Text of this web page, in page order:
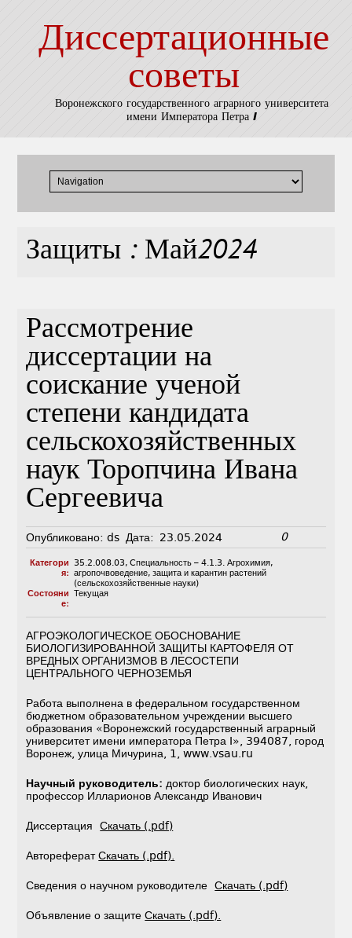
Диссертационные
советы
Воронежского государственного аграрного университета
имени Императора Петра I
Защиты : Май2024
Рассмотрение
диссертации на
соискание ученой
степени кандидата
сельскохозяйственных
наук Торопчина Ивана
Сергеевича
Опубликовано: ds Дата: 23.05.2024 0
Категори
я:
35.2.008.03, Cпециальность – 4.1.3. Агрохимия,
агропочвоведение, защита и карантин растений
(сельскохозяйственные науки)
Состояни
е:
Текущая
АГРОЭКОЛОГИЧЕСКОЕ ОБОСНОВАНИЕ
БИОЛОГИЗИРОВАННОЙ ЗАЩИТЫ КАРТОФЕЛЯ ОТ
ВРЕДНЫХ ОРГАНИЗМОВ В ЛЕСОСТЕПИ
ЦЕНТРАЛЬНОГО ЧЕРНОЗЕМЬЯ
Работа выполнена в федеральном государственном
бюджетном образовательном учреждении высшего
образования «Воронежский государственный аграрный
университет имени императора Петра I», 394087, город
Воронеж, улица Мичурина, 1, www.vsau.ru
Научный руководитель: доктор биологических наук,
профессор Илларионов Александр Иванович
ДиссертацияСкачать (.pdf)
АвторефератСкачать (.pdf).
Сведения о научном руководителеСкачать (.pdf)
Объявление о защитеСкачать (.pdf).